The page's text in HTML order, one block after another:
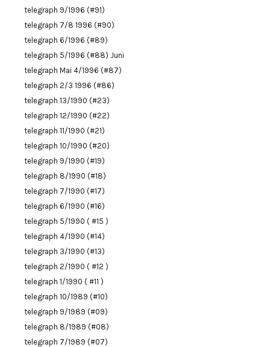
telegraph 9/1996 (#91)
telegraph 7/8 1996 (#90)
telegraph 6/1996 (#89)
telegraph 5/1996 (#88) Juni
telegraph Mai 4/1996 (#87)
telegraph 2/3 1996 (#86)
telegraph 13/1990 (#23)
telegraph 12/1990 (#22)
telegraph 11/1990 (#21)
telegraph 10/1990 (#20)
telegraph 9/1990 (#19)
telegraph 8/1990 (#18)
telegraph 7/1990 (#17)
telegraph 6/1990 (#16)
telegraph 5/1990 ( #15 )
telegraph 4/1990 (#14)
telegraph 3/1990 (#13)
telegraph 2/1990 ( #12 )
telegraph 1/1990 ( #11 )
telegraph 10/1989 (#10)
telegraph 9/1989 (#09)
telegraph 8/1989 (#08)
telegraph 7/1989 (#07)